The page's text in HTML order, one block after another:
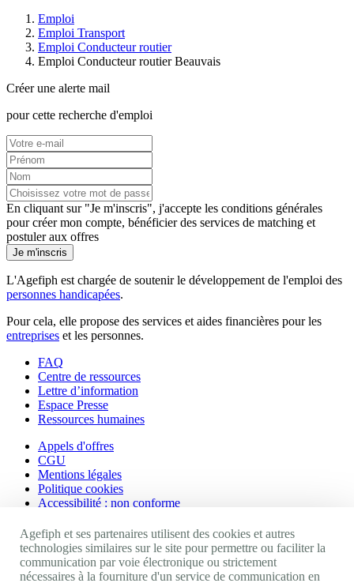
Emploi
Emploi Transport
Emploi Conducteur routier
Emploi Conducteur routier Beauvais
Créer une alerte mail
pour cette recherche d'emploi
En cliquant sur "Je m'inscris", j'accepte les conditions générales
pour créer mon compte, bénéficier des services de matching et
postuler aux offres
Je m'inscris
L'Agefiph est chargée de soutenir le développement de l'emploi des
personnes handicapées.
Pour cela, elle propose des services et aides financières pour les
entreprises et les personnes.
FAQ
Centre de ressources
Lettre d’information
Espace Presse
Ressources humaines
Appels d'offres
CGU
Mentions légales
Politique cookies
Accessibilité : non conforme
Nos autres sites
Site portail Agefiph
Agefiph et ses partenaires utilisent des cookies et autres
technologies similaires sur le site pour permettre ou faciliter la
communication par voie électronique ou strictement
nécessaires à la fourniture d'un service de communication en